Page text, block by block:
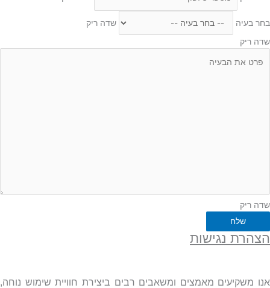
בחר בעיה
שדה ריק
שדה ריק
שדה ריק
שלח
הצהרת נגישות
אנו משקיעים מאמצים ומשאבים רבים ביצירת חוויית שימוש נוחה,